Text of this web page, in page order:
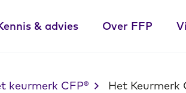
& advies Over FFP
keurmerk CFP® Het Keurmerk